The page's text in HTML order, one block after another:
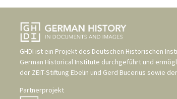
GHDI ist ein Projekt des Deutschen Historischen
German Historical Institute durchgeführt und
der ZEIT-Stiftung Ebelin und Gerd Bucerius sowie der
Partnerprojekt